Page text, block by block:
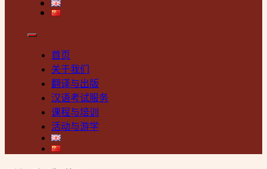
首页
关于我们
翻译与出版
汉语考试服务
课程与培训
活动与游学